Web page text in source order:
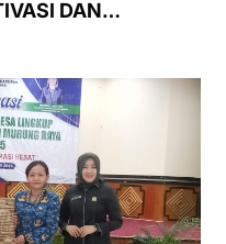
DAN
GRATIS